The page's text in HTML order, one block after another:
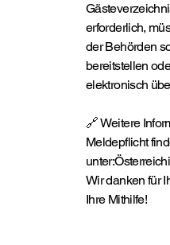
erforderlich,
der Behörden
bereitstellen
elektronisch
🔗 Weitere
Meldepflicht
unter:
Wir danken für
Ihre Mithilfe!